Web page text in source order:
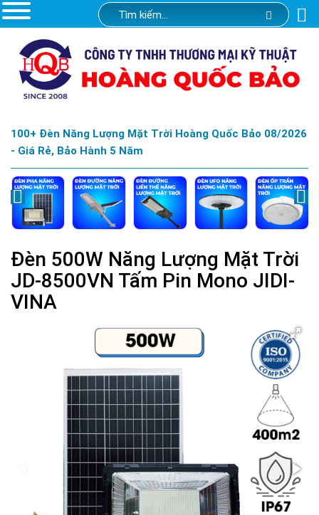
100+ Đèn Năng Lượng Mặt Trời Hoàng Quốc Bảo 08/2026
- Giá Rẻ, Bảo Hành 5 Năm
Đèn 500W Năng Lượng Mặt Trời
JD-8500VN Tấm Pin Mono JIDI-
VINA